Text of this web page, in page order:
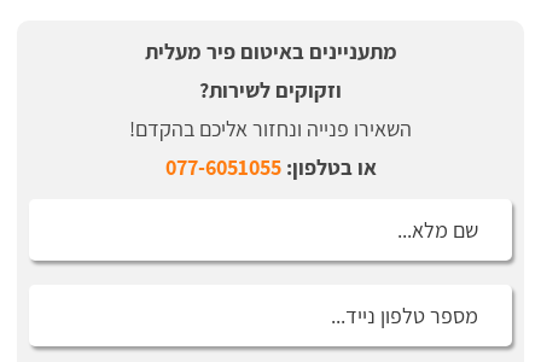
מתעניינים באיטום פיר מעלית
וזקוקים לשירות?
השאירו פנייה ונחזור אליכם בהקדם!
או בטלפון:077-6051055